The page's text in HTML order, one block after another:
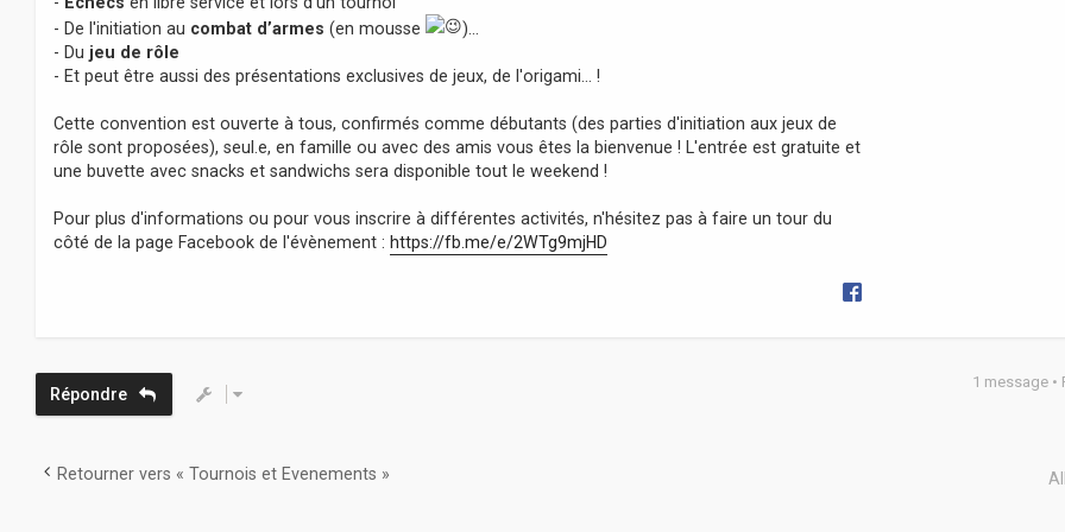
- De l'initiation au combat d’armes (en mousse
)…
- Du jeu de rôle
- Et peut être aussi des présentations exclusives de jeux, de l'origami… !
Cette convention est ouverte à tous, confirmés comme débutants (des parties d'initiation aux jeux de
rôle sont proposées), seul.e, en famille ou avec des amis vous êtes la bienvenue ! L'entrée est gratuite et
une buvette avec snacks et sandwichs sera disponible tout le weekend !
Pour plus d'informations ou pour vous inscrire à différentes activités, n'hésitez pas à faire un tour du
côté de la page Facebook de l'évènement : https://fb.me/e/2WTg9mjHD
Répondre
1 message •
Retourner vers « Tournois et Evenements »